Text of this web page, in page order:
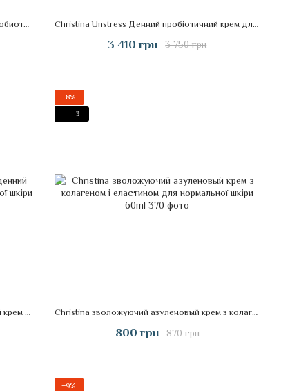
Christina Unstress Зволожуючий крем з пробиотическим дією з SPF15 Крок 9 Christina Unstress Денний пробіотичний крем для шкіри повік та шиї
3 750 грн
3 410 грн
Christina делікатний зволожуючий денний крем з вітаміном Е для нормальної і сухої шкіри
−8%
3
Christina зволожуючий азуленовый крем з колагеном і еластином для нормальної шкіри 60ml
870 грн
800 грн
−9%